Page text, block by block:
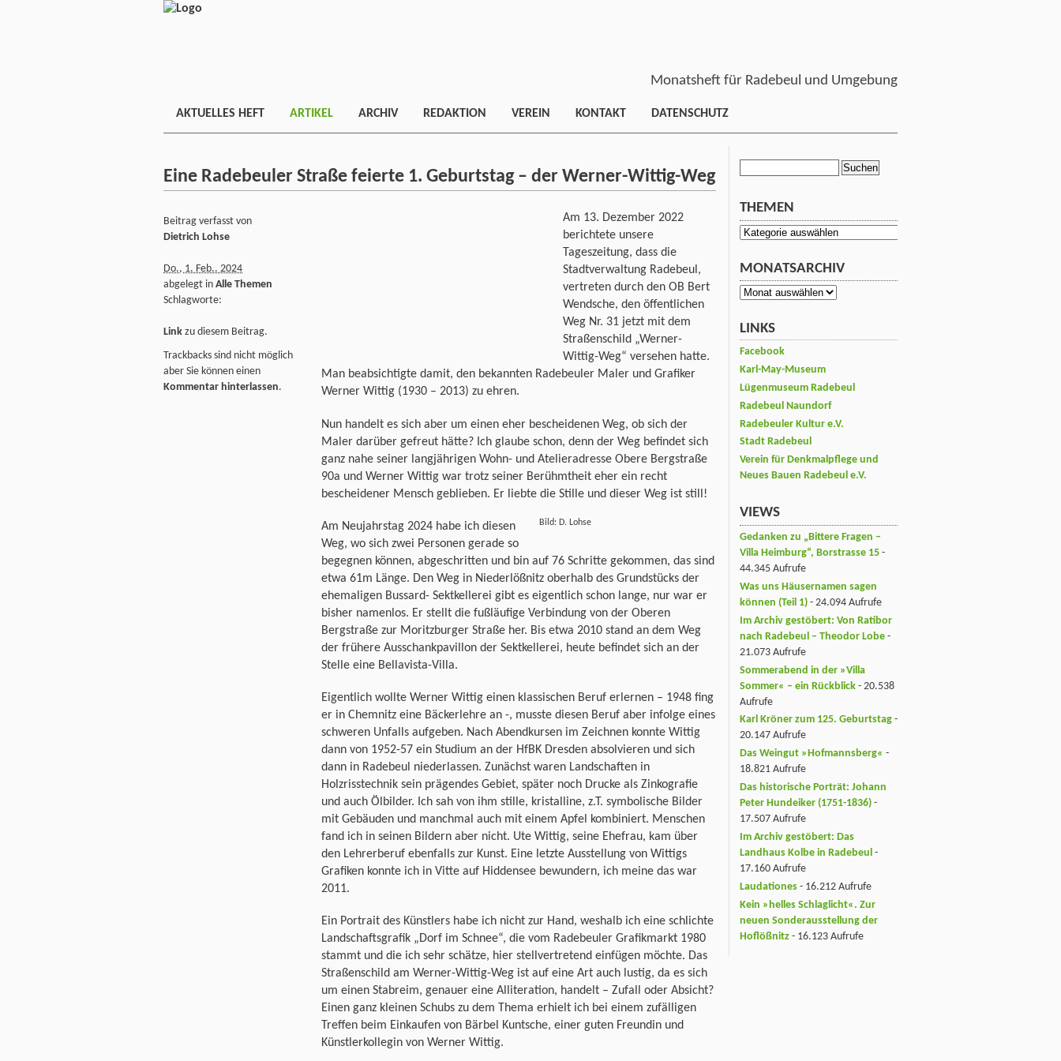
Monatsheft für Radebeul und Umgebung
AKTUELLES HEFT ARTIKEL ARCHIV REDAKTION VEREIN KONTAKT DATENSCHUTZ
Eine Radebeuler Straße feierte 1. Geburtstag – der Werner-Wittig-Weg
Am 13. Dezember 2022
berichtete unsere
Tageszeitung, dass die
Stadtverwaltung Radebeul,
vertreten durch den OB Bert
Wendsche, den öffentlichen
Weg Nr. 31 jetzt mit dem
Straßenschild „Werner-
Wittig-Weg“ versehen hatte.
Man beabsichtigte damit, den bekannten Radebeuler Maler und Grafiker
Werner Wittig (1930 – 2013) zu ehren.
Nun handelt es sich aber um einen eher bescheidenen Weg, ob sich der
Maler darüber gefreut hätte? Ich glaube schon, denn der Weg befindet sich
ganz nahe seiner langjährigen Wohn- und Atelieradresse Obere Bergstraße
90a und Werner Wittig war trotz seiner Berühmtheit eher ein recht
bescheidener Mensch geblieben. Er liebte die Stille und dieser Weg ist still!
Bild: D. Lohse
Am Neujahrstag 2024 habe ich diesen
Weg, wo sich zwei Personen gerade so
begegnen können, abgeschritten und bin auf 76 Schritte gekommen, das sind
etwa 61m Länge. Den Weg in Niederlößnitz oberhalb des Grundstücks der
ehemaligen Bussard- Sektkellerei gibt es eigentlich schon lange, nur war er
bisher namenlos. Er stellt die fußläufige Verbindung von der Oberen
Bergstraße zur Moritzburger Straße her. Bis etwa 2010 stand an dem Weg
der frühere Ausschankpavillon der Sektkellerei, heute befindet sich an der
Stelle eine Bellavista-Villa.
Eigentlich wollte Werner Wittig einen klassischen Beruf erlernen – 1948 fing
er in Chemnitz eine Bäckerlehre an -, musste diesen Beruf aber infolge eines
schweren Unfalls aufgeben. Nach Abendkursen im Zeichnen konnte Wittig
dann von 1952-57 ein Studium an der HfBK Dresden absolvieren und sich
dann in Radebeul niederlassen. Zunächst waren Landschaften in
Holzrisstechnik sein prägendes Gebiet, später noch Drucke als Zinkografie
und auch Ölbilder. Ich sah von ihm stille, kristalline, z.T. symbolische Bilder
mit Gebäuden und manchmal auch mit einem Apfel kombiniert. Menschen
fand ich in seinen Bildern aber nicht. Ute Wittig, seine Ehefrau, kam über
den Lehrerberuf ebenfalls zur Kunst. Eine letzte Ausstellung von Wittigs
Grafiken konnte ich in Vitte auf Hiddensee bewundern, ich meine das war
2011.
Ein Portrait des Künstlers habe ich nicht zur Hand, weshalb ich eine schlichte
Landschaftsgrafik „Dorf im Schnee“, die vom Radebeuler Grafikmarkt 1980
stammt und die ich sehr schätze, hier stellvertretend einfügen möchte. Das
Straßenschild am Werner-Wittig-Weg ist auf eine Art auch lustig, da es sich
um einen Stabreim, genauer eine Alliteration, handelt – Zufall oder Absicht?
Einen ganz kleinen Schubs zu dem Thema erhielt ich bei einem zufälligen
Treffen beim Einkaufen von Bärbel Kuntsche, einer guten Freundin und
Künstlerkollegin von Werner Wittig.
Beitrag verfasst von
Dietrich Lohse
Do., 1. Feb.. 2024
abgelegt in Alle Themen
Schlagworte:
Link zu diesem Beitrag.
Trackbacks sind nicht möglich
aber Sie können einen
Kommentar hinterlassen.
THEMEN
Themen
MONATSARCHIV
Monatsarchiv
LINKS
Facebook
Karl-May-Museum
Lügenmuseum Radebeul
Radebeul Naundorf
Radebeuler Kultur e.V.
Stadt Radebeul
Verein für Denkmalpflege und
Neues Bauen Radebeul e.V.
VIEWS
Gedanken zu „Bittere Fragen –
Villa Heimburg“, Borstrasse 15 -
44.345 Aufrufe
Was uns Häusernamen sagen
können (Teil 1) - 24.094 Aufrufe
Im Archiv gestöbert: Von Ratibor
nach Radebeul – Theodor Lobe -
21.073 Aufrufe
Sommerabend in der »Villa
Sommer« – ein Rückblick - 20.538
Aufrufe
Karl Kröner zum 125. Geburtstag -
20.147 Aufrufe
Das Weingut »Hofmannsberg« -
18.821 Aufrufe
Das historische Porträt: Johann
Peter Hundeiker (1751-1836) -
17.507 Aufrufe
Im Archiv gestöbert: Das
Landhaus Kolbe in Radebeul -
17.160 Aufrufe
Laudationes - 16.212 Aufrufe
Kein »helles Schlaglicht«. Zur
neuen Sonderausstellung der
Hoflößnitz - 16.123 Aufrufe